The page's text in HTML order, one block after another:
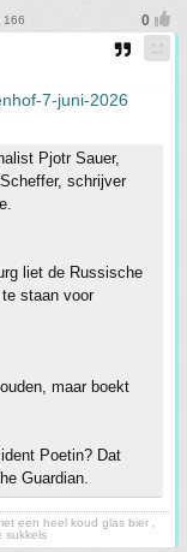
166
7-juni-2026
Pjotr Sauer,
schrijver
liet de Russische
staan voor
maar boekt
Poetin? Dat
Guardian.
een heel koud glas bier ,
sukkels